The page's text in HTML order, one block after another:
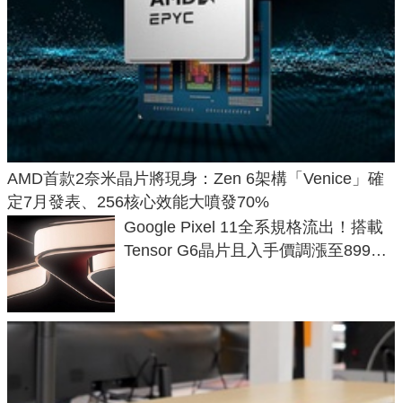
AMD首款2奈米晶片將現身：Zen 6架構「Venice」確
定7月發表、256核心效能大噴發70%
Google Pixel 11全系規格流出！搭載
Tensor G6晶片且入手價調漲至899美